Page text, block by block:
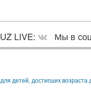
UZ LIVE:
Мы в